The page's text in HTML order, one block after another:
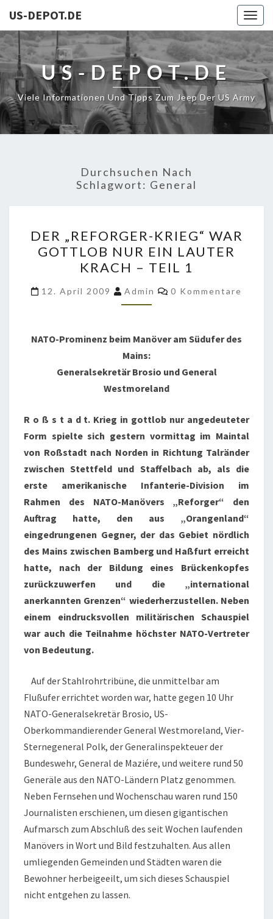
US-DEPOT.DE
US-DEPOT.DE
Viele Informationen Und Tipps Zum Jeep Der US Army
Durchsuchen Nach
Schlagwort: General
„REFORGER-
KRIEG“
WAR
GOTTLOB
NUR
LAUTER
KRACH
–
TEIL
DER „REFORGER-KRIEG“ WAR
GOTTLOB NUR EIN LAUTER
KRACH – TEIL 1
12. April 2009 Admin Kommentare
0 Kommentare
NATO-Prominenz beim Manöver am Südufer des
Mains:
Generalsekretär Brosio und General
Westmoreland
R o ß s t a d t. Krieg in gottlob nur angedeuteter
Form spielte sich gestern vormittag im Maintal
von Roßstadt nach Norden in Richtung Talränder
zwischen Stettfeld und Staffelbach ab, als die
erste amerikanische Infanterie-Division im
Rahmen des NATO-Manövers „Reforger“ den
Auftrag hatte, den aus „Orangenland“
eingedrungenen Gegner, der das Gebiet nördlich
des Mains zwischen Bamberg und Haßfurt erreicht
hatte, nach der Bildung eines Brückenkopfes
zurückzuwerfen und die „international
anerkannten Grenzen“ wiederherzustellen. Neben
einem eindrucksvollen militärischen Schauspiel
war auch die Teilnahme höchster NATO-Vertreter
von Bedeutung.
Auf der Stahlrohrtribüne, die unmittelbar am
Flußufer errichtet worden war, hatte gegen 10 Uhr
NATO-Generalsekretär Brosio, US-
Oberkommandierender General Westmoreland, Vier-
Sternegeneral Polk, der Generalinspekteuer der
Bundeswehr, General de Maziére, und weitere rund 50
Generäle aus den NATO-Ländern Platz genommen.
Neben Fernsehen und Wochenschau waren rund 150
Journalisten erschienen, um diesen gigantischen
Aufmarsch zum Abschluß des seit Wochen laufenden
Manövers in Wort und Bild festzuhalten. Aus allen
umliegenden Gemeinden und Städten waren die
Bewohner herbeigeeilt, um sich dieses Schauspiel
nicht entgehen zu lassen.